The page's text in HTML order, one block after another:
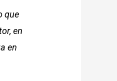
que
en
en